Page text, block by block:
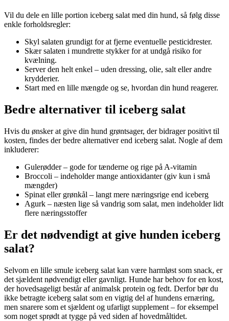
Vil du dele en lille portion iceberg salat med din hund, så følg disse
enkle forholdsregler:
Skyl salaten grundigt for at fjerne eventuelle pesticidrester.
Skær salaten i mundrette stykker for at undgå risiko for
kvælning.
Server den helt enkel – uden dressing, olie, salt eller andre
krydderier.
Start med en lille mængde og se, hvordan din hund reagerer.
Bedre alternativer til iceberg salat
Hvis du ønsker at give din hund grøntsager, der bidrager positivt til
kosten, findes der bedre alternativer end iceberg salat. Nogle af dem
inkluderer:
Gulerødder – gode for tænderne og rige på A-vitamin
Broccoli – indeholder mange antioxidanter (giv kun i små
mængder)
Spinat eller grønkål – langt mere næringsrige end iceberg
Agurk – næsten lige så vandrig som salat, men indeholder lidt
flere næringsstoffer
Er det nødvendigt at give hunden iceberg
salat?
Selvom en lille smule iceberg salat kan være harmløst som snack, er
det sjældent nødvendigt eller gavnligt. Hunde har behov for en kost,
der hovedsageligt består af animalsk protein og fedt. Derfor bør du
ikke betragte iceberg salat som en vigtig del af hundens ernæring,
men snarere som et sjældent og ufarligt supplement – for eksempel
som noget sprødt at tygge på ved siden af hovedmåltidet.